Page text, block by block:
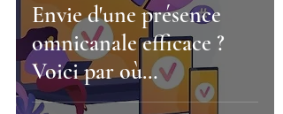
Envie d'une présence
omnicanale efficace ?
Voici par où
commencer: